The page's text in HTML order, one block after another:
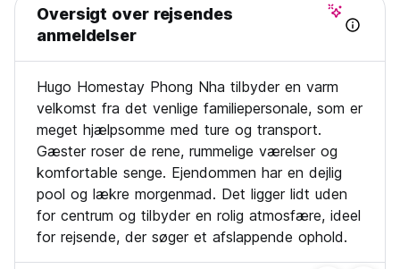
Oversigt over rejsendes
anmeldelser
Hugo Homestay Phong Nha tilbyder en varm
velkomst fra det venlige familiepersonale, som er
meget hjælpsomme med ture og transport.
Gæster roser de rene, rummelige værelser og
komfortable senge. Ejendommen har en dejlig
pool og lækre morgenmad. Det ligger lidt uden
for centrum og tilbyder en rolig atmosfære, ideel
for rejsende, der søger et afslappende ophold.